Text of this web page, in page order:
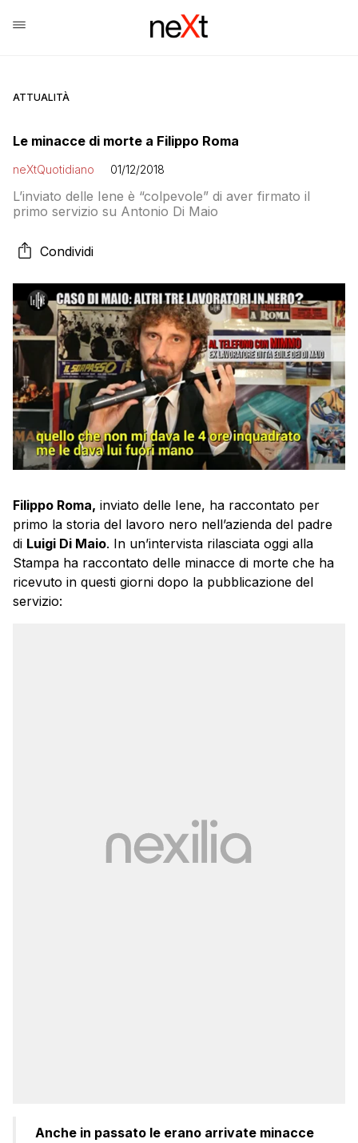
ATTUALITÀ
Le minacce di morte a Filippo Roma
neXtQuotidiano 01/12/2018
L’inviato delle Iene è “colpevole” di aver firmato il
primo servizio su Antonio Di Maio
Condividi
Filippo Roma, inviato delle Iene, ha raccontato per
primo la storia del lavoro nero nell’azienda del padre
di Luigi Di Maio. In un’intervista rilasciata oggi alla
Stampa ha raccontato delle minacce di morte che ha
ricevuto in questi giorni dopo la pubblicazione del
servizio:
Anche in passato le erano arrivate minacce